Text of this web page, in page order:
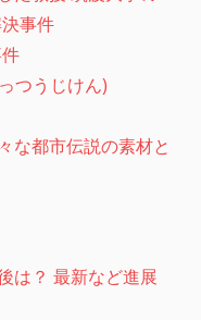
事件
つうじけん)
な都市伝説の素材と
は？ 最新など進展